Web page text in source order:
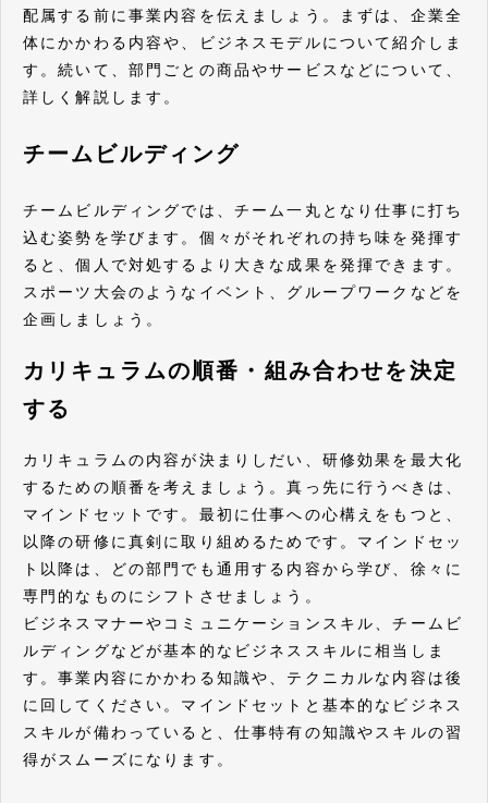
配属する前に事業内容を伝えましょう。まずは、企業全
体にかかわる内容や、ビジネスモデルについて紹介しま
す。続いて、部門ごとの商品やサービスなどについて、
詳しく解説します。
チームビルディング
チームビルディングでは、チーム一丸となり仕事に打ち
込む姿勢を学びます。個々がそれぞれの持ち味を発揮す
ると、個人で対処するより大きな成果を発揮できます。
スポーツ大会のようなイベント、グループワークなどを
企画しましょう。
カリキュラムの順番・組み合わせを決定
する
カリキュラムの内容が決まりしだい、研修効果を最大化
するための順番を考えましょう。真っ先に行うべきは、
マインドセットです。最初に仕事への心構えをもつと、
以降の研修に真剣に取り組めるためです。マインドセッ
ト以降は、どの部門でも通用する内容から学び、徐々に
専門的なものにシフトさせましょう。
ビジネスマナーやコミュニケーションスキル、チームビ
ルディングなどが基本的なビジネススキルに相当しま
す。事業内容にかかわる知識や、テクニカルな内容は後
に回してください。マインドセットと基本的なビジネス
スキルが備わっていると、仕事特有の知識やスキルの習
得がスムーズになります。